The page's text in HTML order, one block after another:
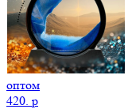
оптом
420. p